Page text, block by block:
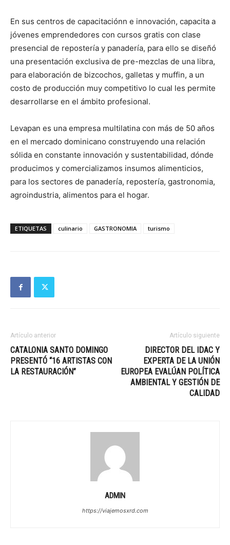
En sus centros de capacitaciónn e innovación, capacita a
jóvenes emprendedores con cursos gratis con clase
presencial de repostería y panadería, para ello se diseñó
una presentación exclusiva de pre-mezclas de una libra,
para elaboración de bizcochos, galletas y muffin, a un
costo de producción muy competitivo lo cual les permite
desarrollarse en el ámbito profesional.
Levapan es una empresa multilatina con más de 50 años
en el mercado dominicano construyendo una relación
sólida en constante innovación y sustentabilidad, dónde
producimos y comercializamos insumos alimenticios,
para los sectores de panadería, repostería, gastronomia,
agroindustria, alimentos para el hogar.
ETIQUETAS culinario GASTRONOMIA turismo
Artículo anterior
CATALONIA SANTO DOMINGO
PRESENTÓ “16 ARTISTAS CON
LA RESTAURACIÓN”
Artículo siguiente
DIRECTOR DEL IDAC Y
EXPERTA DE LA UNIÓN
EUROPEA EVALÚAN POLÍTICA
AMBIENTAL Y GESTIÓN DE
CALIDAD
ADMIN
https://viajemosxrd.com